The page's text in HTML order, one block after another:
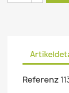
Referenz